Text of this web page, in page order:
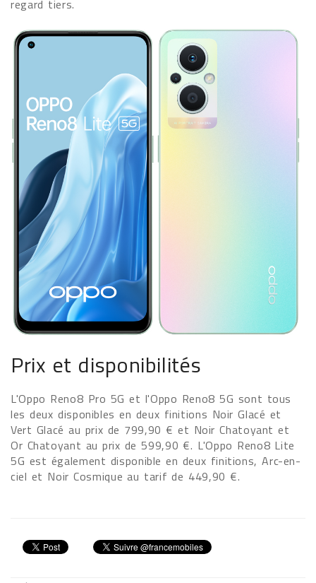
regard tiers.
Prix et disponibilités
L'Oppo Reno8 Pro 5G et l'Oppo Reno8 5G sont tous
les deux disponibles en deux finitions Noir Glacé et
Vert Glacé au prix de 799,90 € et Noir Chatoyant et
Or Chatoyant au prix de 599,90 €. L'Oppo Reno8 Lite
5G est également disponible en deux finitions, Arc-en-
ciel et Noir Cosmique au tarif de 449,90 €.